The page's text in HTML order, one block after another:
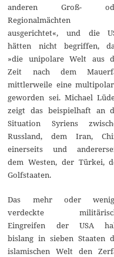
anderen Groß-
Regionalmächten
ausgerichtet«, und die
hätten nicht begriffen,
»die unipolare Welt aus
Zeit nach dem
mittlerweile eine
geworden sei. Michael
zeigt das beispielhaft an
Situation Syriens
Russland, dem Iran,
einerseits und
dem Westen, der Türkei,
Golfstaaten.
Das mehr oder
verdeckte
Eingreifen der USA
bislang in sieben Staaten
islamischen Welt den